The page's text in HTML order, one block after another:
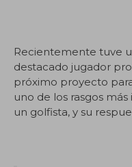
Recientemente tuve
destacado jugador
próximo proyecto
uno de los rasgos
un golfista, y su